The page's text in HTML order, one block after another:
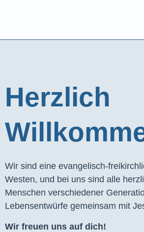
Herzlich
Wir sind eine evangelisch-
Westen, und bei uns sind alle
Menschen verschiedener
Lebensentwürfe gemeinsam mit
Wir freuen uns auf dich!